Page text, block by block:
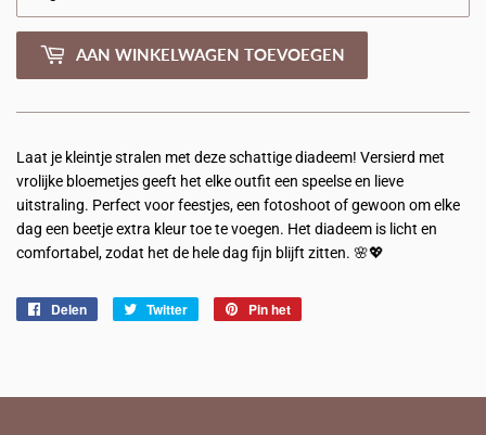
AAN WINKELWAGEN TOEVOEGEN
Laat je kleintje stralen met deze schattige diadeem! Versierd met
vrolijke bloemetjes geeft het elke outfit een speelse en lieve
uitstraling. Perfect voor feestjes, een fotoshoot of gewoon om elke
dag een beetje extra kleur toe te voegen. Het diadeem is licht en
comfortabel, zodat het de hele dag fijn blijft zitten. 🌸💖
Delen
Delen
Twitter
TwitterenPin het